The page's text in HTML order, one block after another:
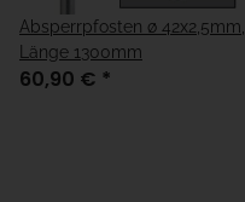
Absperrpfosten ø 42x2,5mm,
Länge 1300mm
60,90 € *